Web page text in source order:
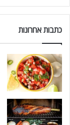
כתבות אחרונות